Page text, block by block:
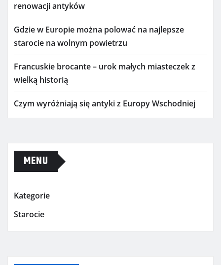
renowacji antyków
Gdzie w Europie można polować na najlepsze
starocie na wolnym powietrzu
Francuskie brocante – urok małych miasteczek z
wielką historią
Czym wyróżniają się antyki z Europy Wschodniej
MENU
Kategorie
Starocie